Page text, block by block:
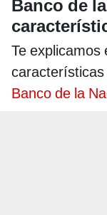
Banco de
Te explicamos
características
Banco de la